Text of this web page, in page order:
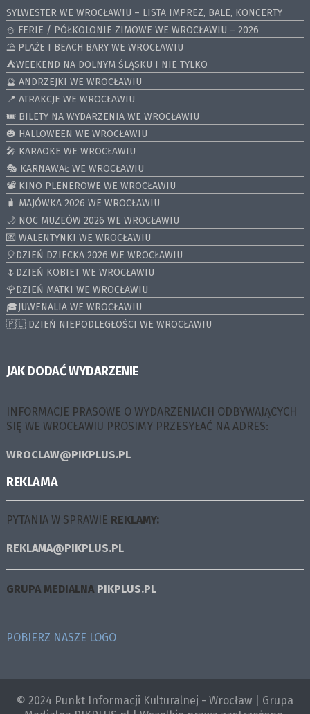
SYLWESTER WE WROCŁAWIU – LISTA IMPREZ, BALE, KONCERTY
⛄️ FERIE / PÓŁKOLONIE ZIMOWE WE WROCŁAWIU – 2026
⛱️ PLAŻE I BEACH BARY WE WROCŁAWIU
⛺️WEEKEND NA DOLNYM ŚLĄSKU I NIE TYLKO
🔮 ANDRZEJKI WE WROCŁAWIU
📍 ATRAKCJE WE WROCŁAWIU
🎟️ BILETY NA WYDARZENIA WE WROCŁAWIU
🎃 HALLOWEEN WE WROCŁAWIU
🎤 KARAOKE WE WROCŁAWIU
🎭 KARNAWAŁ WE WROCŁAWIU
📽️ KINO PLENEROWE WE WROCŁAWIU
🧳 MAJÓWKA 2026 WE WROCŁAWIU
🌙 NOC MUZEÓW 2026 WE WROCŁAWIU
💌 WALENTYNKI WE WROCŁAWIU
🎈DZIEŃ DZIECKA 2026 WE WROCŁAWIU
🌷DZIEŃ KOBIET WE WROCŁAWIU
🌹DZIEŃ MATKI WE WROCŁAWIU
🎓JUWENALIA WE WROCŁAWIU
🇵🇱 DZIEŃ NIEPODLEGŁOŚCI WE WROCŁAWIU
JAK DODAĆ WYDARZENIE
INFORMACJE PRASOWE O WYDARZENIACH ODBYWAJĄCYCH
SIĘ WE WROCŁAWIU PROSIMY PRZESYŁAĆ NA ADRES:
WROCLAW@PIKPLUS.PL
REKLAMA
PYTANIA W SPRAWIE REKLAMY:
REKLAMA@PIKPLUS.PL
GRUPA MEDIALNA PIKPLUS.PL
POBIERZ NASZE LOGO
© 2024 Punkt Informacji Kulturalnej - Wrocław | Grupa